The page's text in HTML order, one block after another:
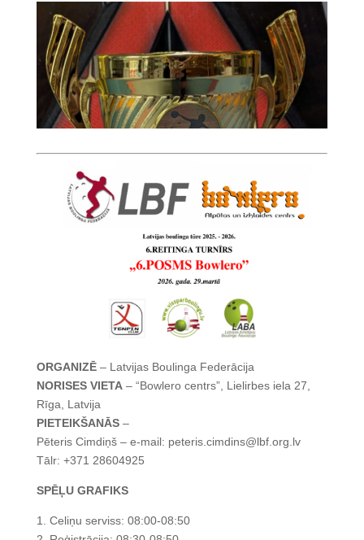
ORGANIZĒ– Latvijas Boulinga Federācija
NORISES VIETA– “Bowlero centrs”, Lielirbes iela 27,
Rīga, Latvija
PIETEIKŠANĀS–
Pēteris Cimdiņš – e-mail: peteris.cimdins@lbf.org.lv
Tālr: +371 28604925
SPĒĻU GRAFIKS
1. Celiņu serviss: 08:00-08:50